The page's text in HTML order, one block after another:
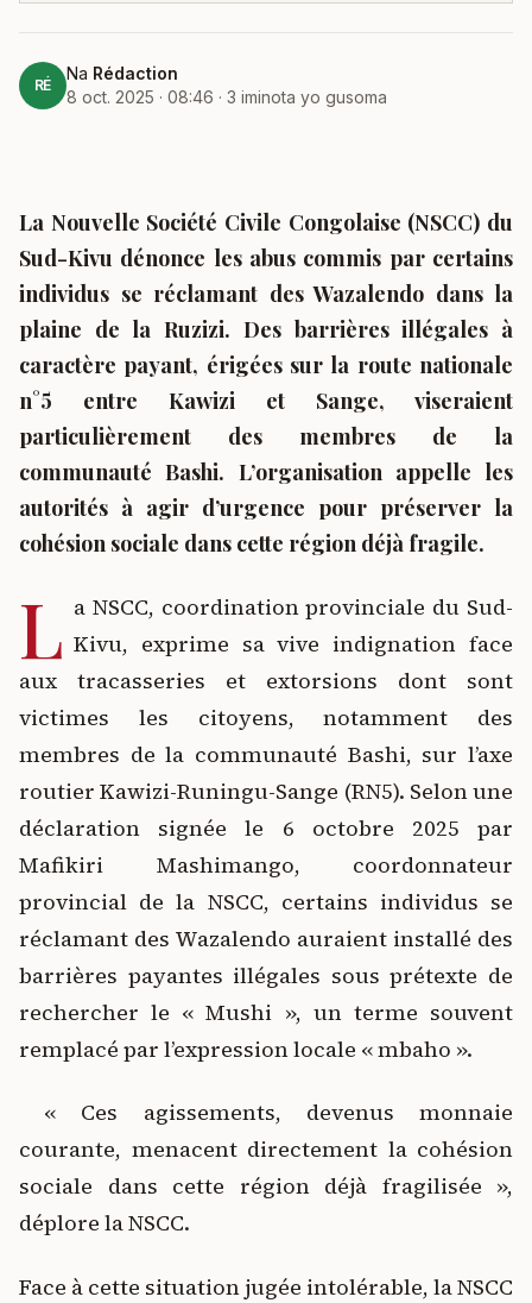
RÉ
Na Rédaction
8 oct. 2025 · 08:46 · 3 iminota yo gusoma
La Nouvelle Société Civile Congolaise (NSCC) du
Sud-Kivu dénonce les abus commis par certains
individus se réclamant des Wazalendo dans la
plaine de la Ruzizi. Des barrières illégales à
caractère payant, érigées sur la route nationale
n°5 entre Kawizi et Sange, viseraient
particulièrement des membres de la
communauté Bashi. L’organisation appelle les
autorités à agir d’urgence pour préserver la
cohésion sociale dans cette région déjà fragile.
L a NSCC, coordination provinciale du Sud-
Kivu, exprime sa vive indignation face
aux tracasseries et extorsions dont sont
victimes les citoyens, notamment des
membres de la communauté Bashi, sur l’axe
routier Kawizi-Runingu-Sange (RN5). Selon une
déclaration signée le 6 octobre 2025 par
Mafikiri Mashimango, coordonnateur
provincial de la NSCC, certains individus se
réclamant des Wazalendo auraient installé des
barrières payantes illégales sous prétexte de
rechercher le « Mushi », un terme souvent
remplacé par l’expression locale « mbaho ».
« Ces agissements, devenus monnaie
courante, menacent directement la cohésion
sociale dans cette région déjà fragilisée »,
déplore la NSCC.
Face à cette situation jugée intolérable, la NSCC